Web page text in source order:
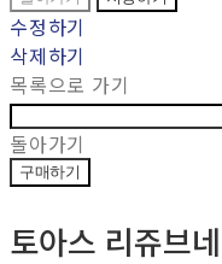
수정하기
삭제하기
목록으로 가기
돌아가기
구매하기
토아스 리쥬브